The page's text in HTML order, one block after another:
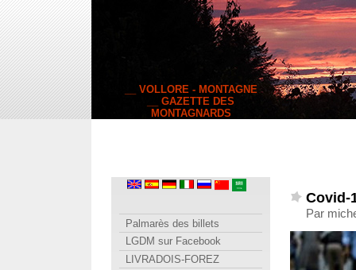
__ VOLLORE - MONTAGNE
__ GAZETTE DES
MONTAGNARDS
Covid-
Par
Palmarès des billets
LGDM sur Facebook
LIVRADOIS-FOREZ